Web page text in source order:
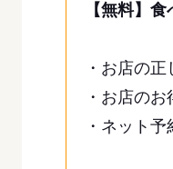
【無料】
・お店の
・お店の
・ネット